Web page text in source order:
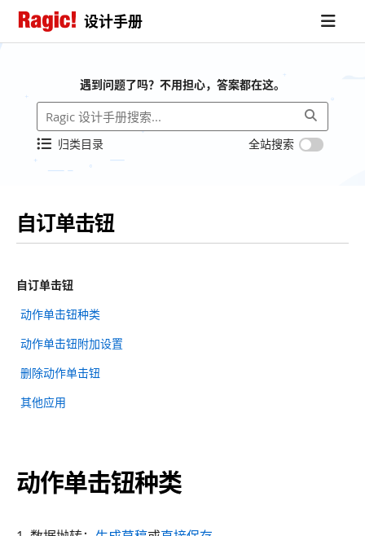
设计手册
遇到问题了吗？不用担心，答案都在这。
归类目录 全站搜索
自订单击钮
自订单击钮
动作单击钮种类
动作单击钮附加设置
删除动作单击钮
其他应用
动作单击钮种类